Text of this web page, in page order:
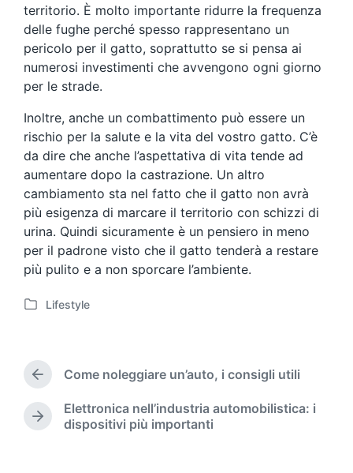
territorio. È molto importante ridurre la frequenza
delle fughe perché spesso rappresentano un
pericolo per il gatto, soprattutto se si pensa ai
numerosi investimenti che avvengono ogni giorno
per le strade.
Inoltre, anche un combattimento può essere un
rischio per la salute e la vita del vostro gatto. C’è
da dire che anche l’aspettativa di vita tende ad
aumentare dopo la castrazione. Un altro
cambiamento sta nel fatto che il gatto non avrà
più esigenza di marcare il territorio con schizzi di
urina. Quindi sicuramente è un pensiero in meno
per il padrone visto che il gatto tenderà a restare
più pulito e a non sporcare l’ambiente.
P
e
i
n
Lifestyle
P
e
v
Come noleggiare un’auto, i consigli utili
N
Elettronica nell’industria automobilistica: i
dispositivi più importanti